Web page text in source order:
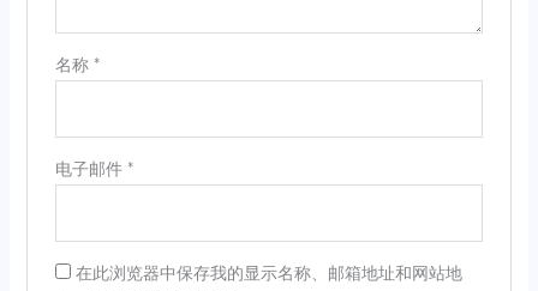
名称 *
电子邮件 *
在此浏览器中保存我的显示名称、邮箱地址和网站地